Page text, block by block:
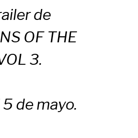
de
OF THE
3.
de mayo.